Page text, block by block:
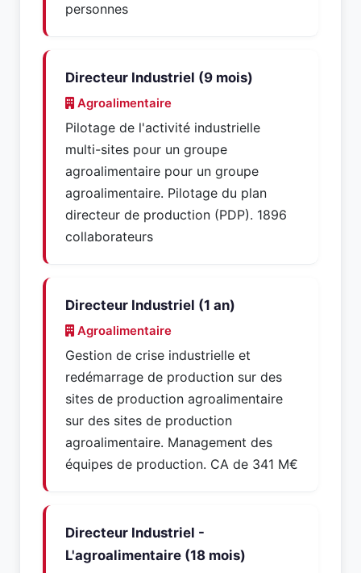
personnes
Directeur Industriel (9 mois)
Agroalimentaire
Pilotage de l'activité industrielle
multi-sites pour un groupe
agroalimentaire pour un groupe
agroalimentaire. Pilotage du plan
directeur de production (PDP). 1896
collaborateurs
Directeur Industriel (1 an)
Agroalimentaire
Gestion de crise industrielle et
redémarrage de production sur des
sites de production agroalimentaire
sur des sites de production
agroalimentaire. Management des
équipes de production. CA de 341 M€
Directeur Industriel -
L'agroalimentaire (18 mois)